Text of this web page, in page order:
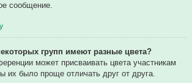
сообщение.
групп имеют разные цвета?
может присваивать цвета участникам
их было проще отличать друг от друга.